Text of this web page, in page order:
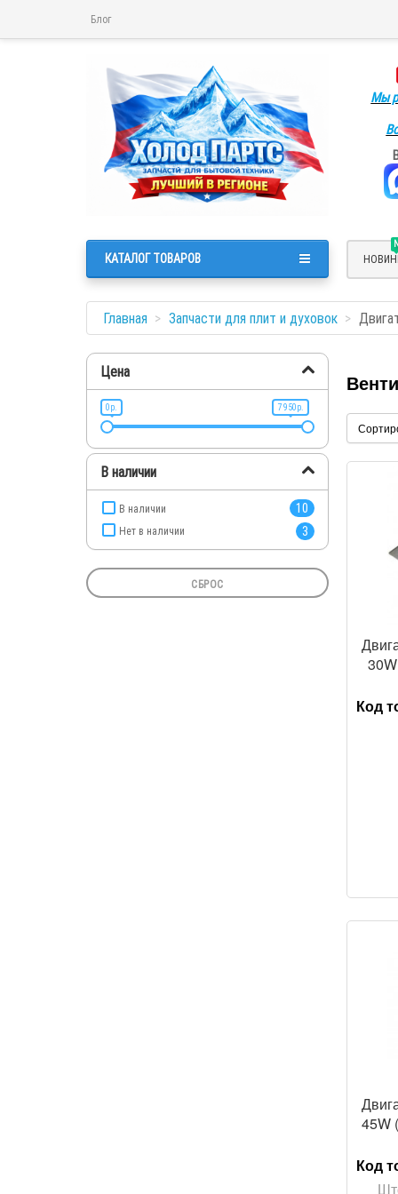
Блог
Мы
КАТАЛОГ ТОВАРОВ
Главная Запчасти для плит и духовок
Цена
0р. 7 950р.
В наличии
В наличии 10
Нет в наличии 3
СБРОС
Код
45W
Код